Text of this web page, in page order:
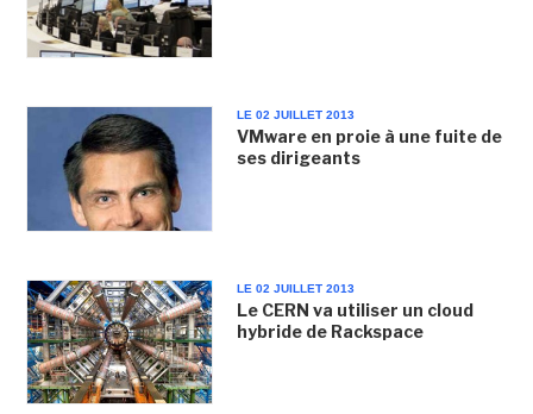
LE 02 JUILLET 2013
VMware en proie à une fuite de
ses dirigeants
LE 02 JUILLET 2013
Le CERN va utiliser un cloud
hybride de Rackspace